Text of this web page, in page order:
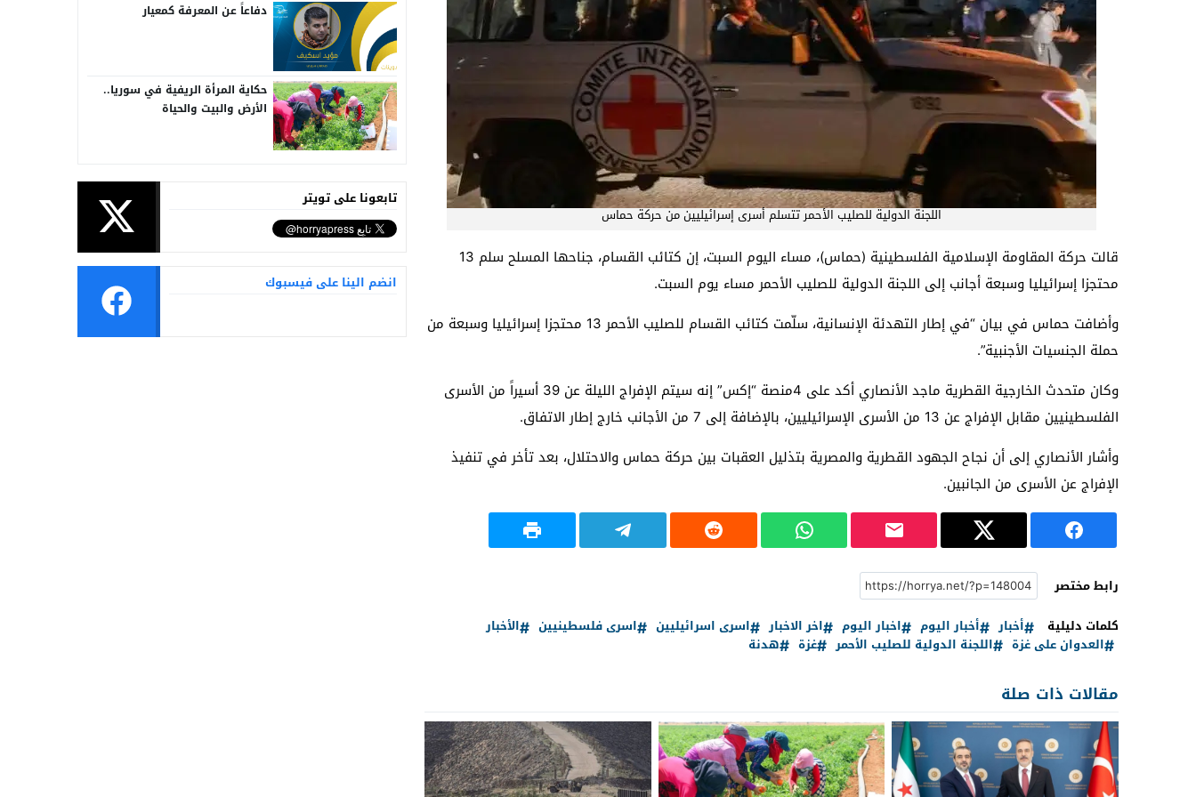
اللجنة الدولية للصليب الأحمر تتسلم أسرى إسرائيليين من حركة حماس
قالت حركة المقاومة الإسلامية الفلسطينية (حماس)، مساء اليوم السبت، إن كتائب القسام، جناحها المسلح سلم 13
محتجزا إسرائيليا وسبعة أجانب إلى اللجنة الدولية للصليب الأحمر مساء يوم السبت.
وأضافت حماس في بيان “في إطار التهدئة الإنسانية، سلّمت كتائب القسام للصليب الأحمر 13 محتجزا إسرائيليا وسبعة من
حملة الجنسيات الأجنبية”.
وكان متحدث الخارجية القطرية ماجد الأنصاري أكد على 4منصة “إكس” إنه سيتم الإفراج الليلة عن 39 أسيراً من الأسرى
الفلسطينيين مقابل الإفراج عن 13 من الأسرى الإسرائيليين، بالإضافة إلى 7 من الأجانب خارج إطار الاتفاق.
وأشار الأنصاري إلى أن نجاح الجهود القطرية والمصرية بتذليل العقبات بين حركة حماس والاحتلال، بعد تأخر في تنفيذ
الإفراج عن الأسرى من الجانبين.
رابط مختصر
كلمات دليلية
أخبار أخبار اليوم اخبار اليوم اخر الاخبار اسرى اسرائيليين اسرى فلسطينيين
الأخبار
العدوان على غزة
اللجنة الدولية للصليب الأحمر غزة هدنة
مقالات ذات صلة
دفاعاً عن المعرفة كمعيار
حكاية المرأة الريفية في سوريا..
الأرض والبيت والحياة
انضم الينا على فيسبوك
تابعونا على تويتر